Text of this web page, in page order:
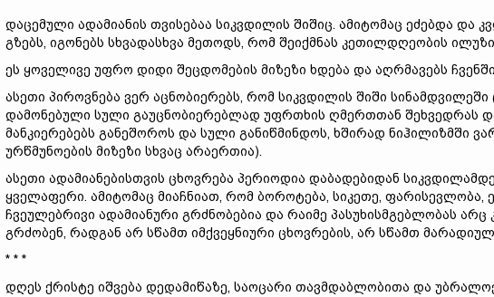
დაცემული ადამიანის თვისებაა სიკვდილის შიშიც. ამიტომაც ეძებდა და
გზებს, იგონებს სხვადასხვა მეთოდს, რომ შეიქმნას კეთილდღეობის
ეს ყოველივე უფრო დიდი შეცდომების მიზეზი ხდება და აღრმავებს
ასეთი პიროვნება ვერ აცნობიერებს, რომ სიკვდილის შიში
დამონებული სული გაუცნობიერებლად უფრთხის ღმერთთან შეხვედრას
მანკიერებებს განეშოროს და სული განიწმინდოს, ხშირად ნიჰილიზმში
ურწმუნოების მიზეზი სხვაც არაერთია).
ასეთი ადამიანებისთვის ცხოვრება პერიოდია დაბადებიდან
ყველაფერი. ამიტომაც მიაჩნიათ, რომ ბოროტება, სიკეთე,
ჩვეულებრივი ადამიანური გრძნობებია და რაიმე პასუხისმგებლობას
გრძობენ, რადგან არ სწამთ იმქვეყნიური ცხოვრების, არ სწამთ
* * *
დღეს ქრისტე იშვება დედამიწაზე, საოცარი თავმდაბლობითა და